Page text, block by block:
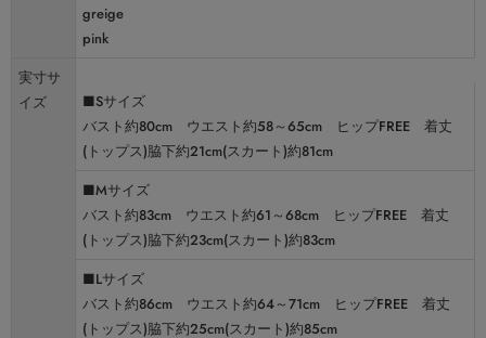
greige
pink
実寸サ
イズ
■Sサイズ
バスト約80cm ウエスト約58～65cm ヒップFREE 着丈
(トップス)脇下約21cm(スカート)約81cm
■Mサイズ
バスト約83cm ウエスト約61～68cm ヒップFREE 着丈
(トップス)脇下約23cm(スカート)約83cm
■Lサイズ
バスト約86cm ウエスト約64～71cm ヒップFREE 着丈
(トップス)脇下約25cm(スカート)約85cm